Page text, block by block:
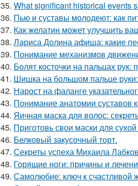
35. What significant historical events
36. Пью и суставы молодеют: как
37. Как желатин может улучшить
38. Лариса Долина афиша: какие
39. Понимание механизмов
40. Болят косточки на пальцах рук:
41. Шишка на большом пальце руки:
42. Нарост на фаланге
43. Понимание анатомии суставов
44. Яичная маска для волос:
45. Приготовь свои маски для
46. Белковый закусочный торт.
47. Секреты успеха Михаила
48. Горящие ноги: причины и
49. Самолюбие: ключ к счастливой